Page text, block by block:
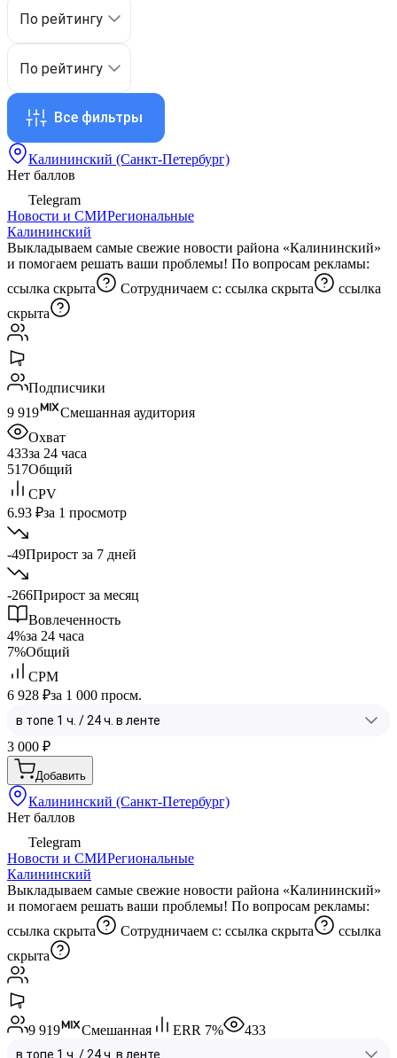
По рейтингу
По рейтингу
Все фильтры
Калининский (Санкт-Петербург)
Нет баллов
Telegram
Новости и СМИРегиональные
Калининский
Выкладываем самые свежие новости района «Калининский»
и помогаем решать ваши проблемы! По вопросам рекламы:
ссылка скрыта
Сотрудничаем с: ссылка скрыта
ссылка
скрыта
Подписчики
9 919
Смешанная аудитория
Охват
433за 24 часа
517Общий
CPV
6.93 ₽за 1 просмотр
-49Прирост за 7 дней
-266Прирост за месяц
Вовлеченность
4%за 24 часа
7%Общий
CPM
6 928 ₽за 1 000 просм.
3 000 ₽
Добавить
Калининский (Санкт-Петербург)
Нет баллов
Telegram
Новости и СМИРегиональные
Калининский
Выкладываем самые свежие новости района «Калининский»
и помогаем решать ваши проблемы! По вопросам рекламы:
ссылка скрыта
Сотрудничаем с: ссылка скрыта
ссылка
скрыта
9 919 Смешанная ERR 7% 433